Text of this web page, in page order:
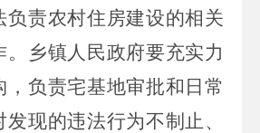
负责农村住房建设的相关
。乡镇人民政府要充实力
，负责宅基地审批和日常
现的违法行为不制止、